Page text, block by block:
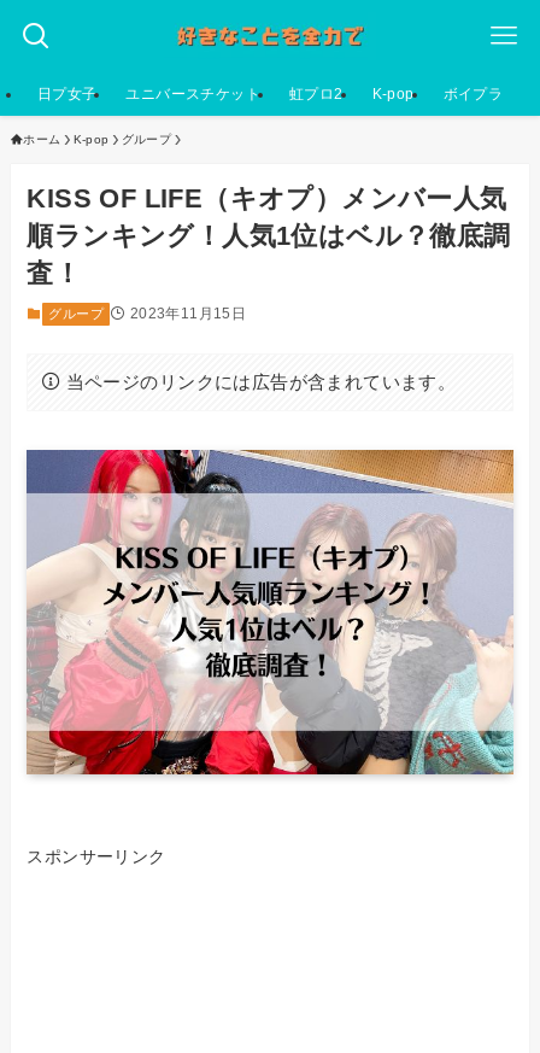
日プ女子 ユニバースチケット 虹プロ2 K-pop ボイプラ
ホーム K-pop グループ
KISS OF LIFE（キオプ）メンバー人気
順ランキング！人気1位はベル？徹底調
査！
グループ 2023年11月15日
当ページのリンクには広告が含まれています。
スポンサーリンク